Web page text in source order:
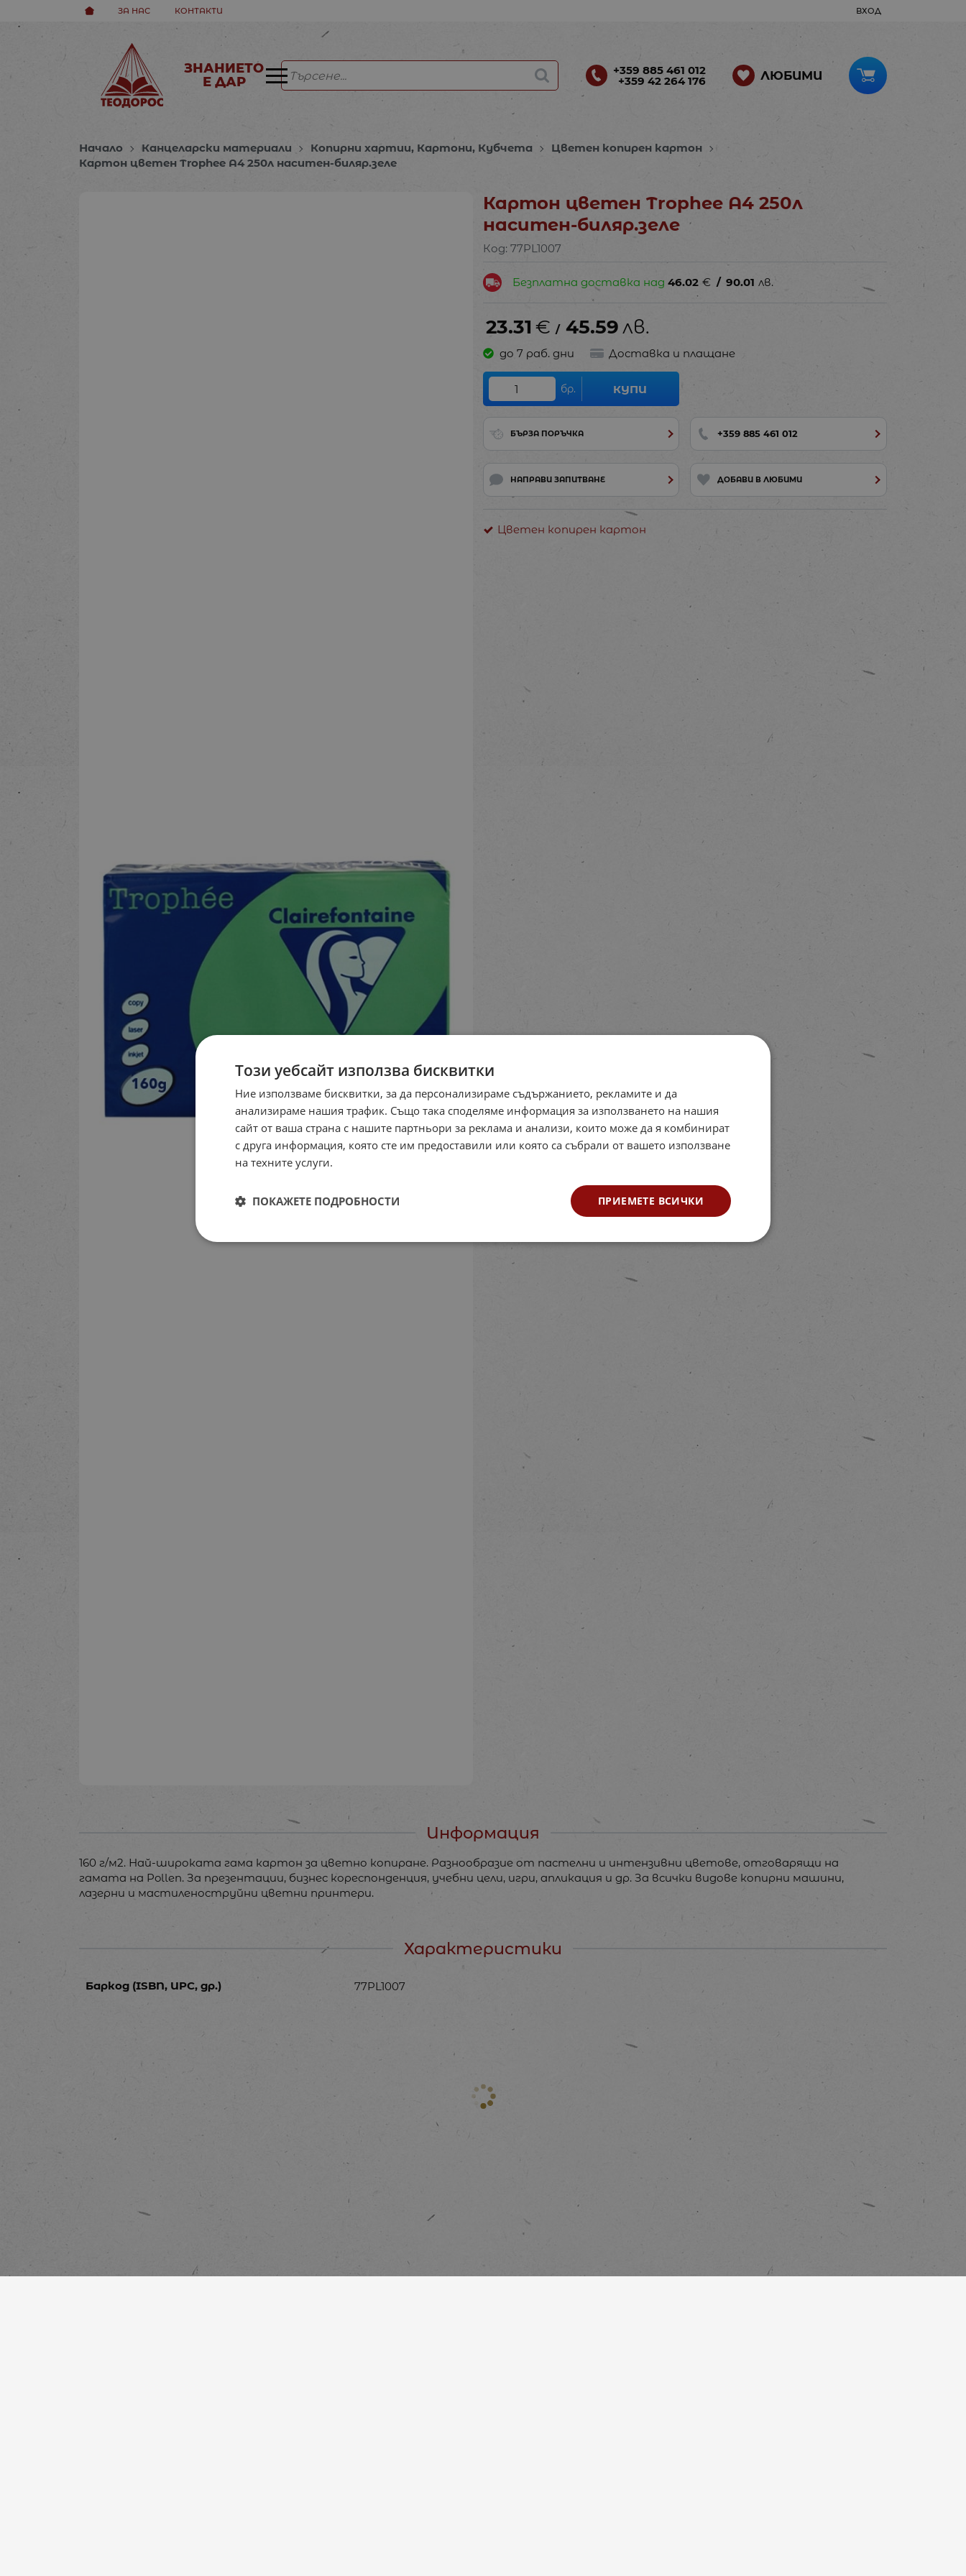
ЗА НАС КОНТАКТИ ВХОД
ЗНАНИЕТО
Е ДАР
+359 885 461 012
+359 42 264 176 ЛЮБИМИ
Начало Канцеларски материали Копирни хартии, Картони, Кубчета
Цветен копирен картон
Картон цветен Trophee A4 250л наситен-биляр.зеле
Картон цветен Trophee A4 250л
наситен-биляр.зеле
Код: 77PL1007
Безплатна доставка над46.02 € / 90.01 лв.
23.31 € / 45.59лв.
до 7 раб. дни Доставка и плащане
бр. КУПИ
БЪРЗА ПОРЪЧКА +359 885 461 012
НАПРАВИ ЗАПИТВАНЕ ДОБАВИ В ЛЮБИМИ
Цветен копирен картон
Информация
160 г/м2. Най-широката гама картон за цветно копиране. Разнообразие от пастелни и интензивни цветове, отговарящи на
гамата на Pollen. За презентации, бизнес кореспонденция, учебни цели, игри, апликация и др. За всички видове копирни машини,
лазерни и мастиленоструйни цветни принтери.
Характеристики
Баркод (ISBN, UPC, др.) 77PL1007
Този уебсайт използва бисквитки
Ние използваме бисквитки, за да персонализираме съдържанието, рекламите и да
анализираме нашия трафик. Също така споделяме информация за използването на нашия
сайт от ваша страна с нашите партньори за реклама и анализи, които може да я комбинират
с друга информация, която сте им предоставили или която са събрали от вашето използване
на техните услуги.
ПРИЕМЕТЕ ВСИЧКИ
ПОКАЖЕТЕ ПОДРОБНОСТИ